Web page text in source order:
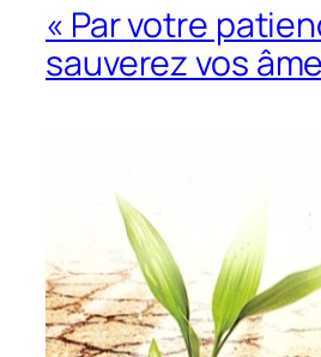
« Par votre
sauverez vos